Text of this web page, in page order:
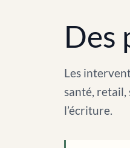
Des
Les
santé, retail,
l’écriture.